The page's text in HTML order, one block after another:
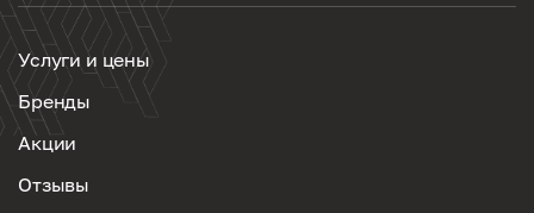
Услуги и цены
Бренды
Акции
Отзывы